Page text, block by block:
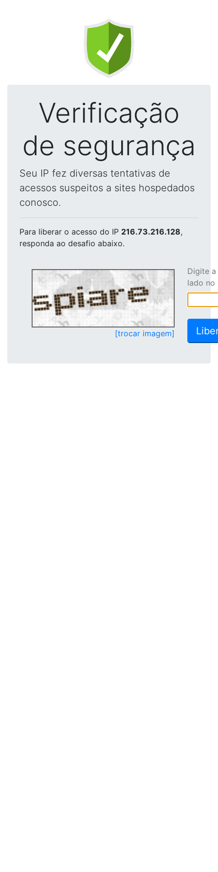
Verificação
de segurança
Seu IP fez diversas tentativas de
acessos suspeitos a sites hospedados
conosco.
Para liberar o acesso do IP 216.73.216.128,
responda ao desafio abaixo.
[trocar imagem]
Digite
lado no